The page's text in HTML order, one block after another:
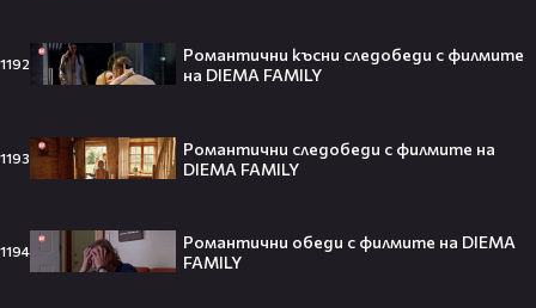
1192
Романтични късни следобеди с филмите
на DIEMA FAMILY
1193
Романтични следобеди с филмите на
DIEMA FAMILY
1194
Романтични обеди с филмите на DIEMA
FAMILY
свят! Кристиано Роналдо се жени!
💍🍾